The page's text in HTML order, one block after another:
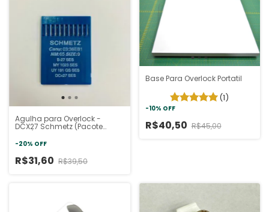
Agulha para Overlock -
DCX27 Schmetz (Pacote
-20% OFF
R$31,60 R$39,50
Base Para Overlock Portatil
(1)
-10% OFF
R$40,50 R$45,00